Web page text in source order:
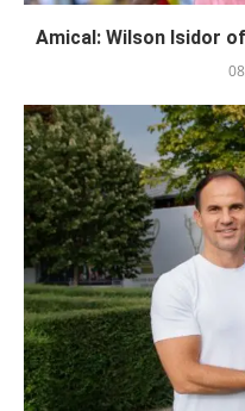
Amical: Wilson Isidor